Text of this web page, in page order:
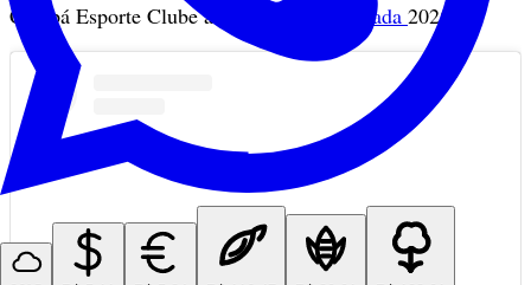
Cuiabá Esporte Clube até o fim da
temporada 2025.